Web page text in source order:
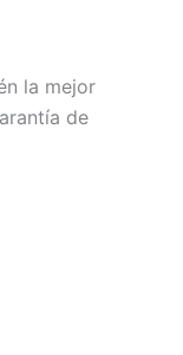
la mejor
de